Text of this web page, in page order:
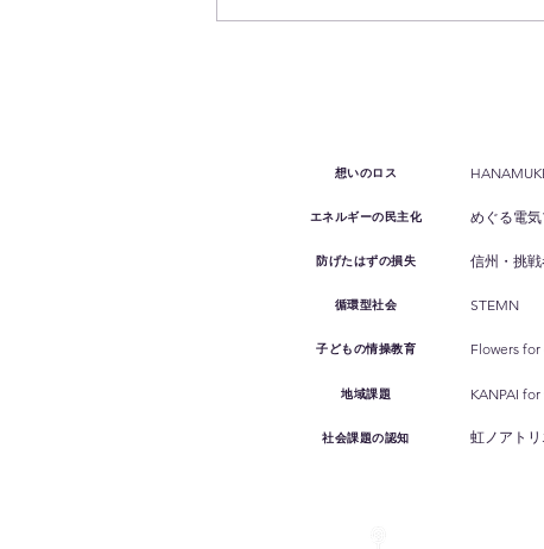
想いのロス
エネルギーの民主化
防げたはずの損失
循環型社会
子どもの情操教育
めぐる電
信州・挑
STEMN
Flowers
地域課題
社会課題の認知
KANPAI
虹ノアトリ